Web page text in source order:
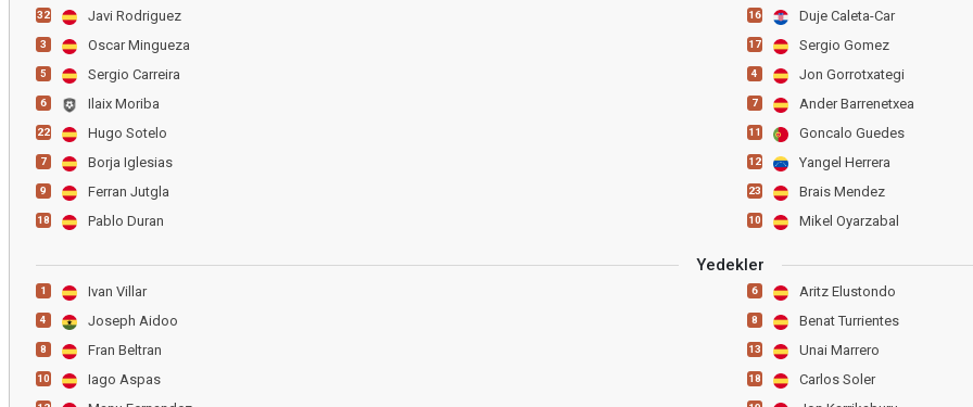
32 Javi Rodriguez
3 Oscar Mingueza
5 Sergio Carreira
6 Ilaix Moriba
22 Hugo Sotelo
7 Borja Iglesias
9 Ferran Jutgla
18 Pablo Duran
16 Duje Caleta-Car
17 Sergio Gomez
4 Jon Gorrotxategi
7 Ander Barrenetxea
11 Goncalo Guedes
12 Yangel Herrera
23 Brais Mendez
10 Mikel Oyarzabal
Yedekler
1 Ivan Villar
4 Joseph Aidoo
8 Fran Beltran
10 Iago Aspas
6 Aritz Elustondo
8 Benat Turrientes
13 Unai Marrero
18 Carlos Soler